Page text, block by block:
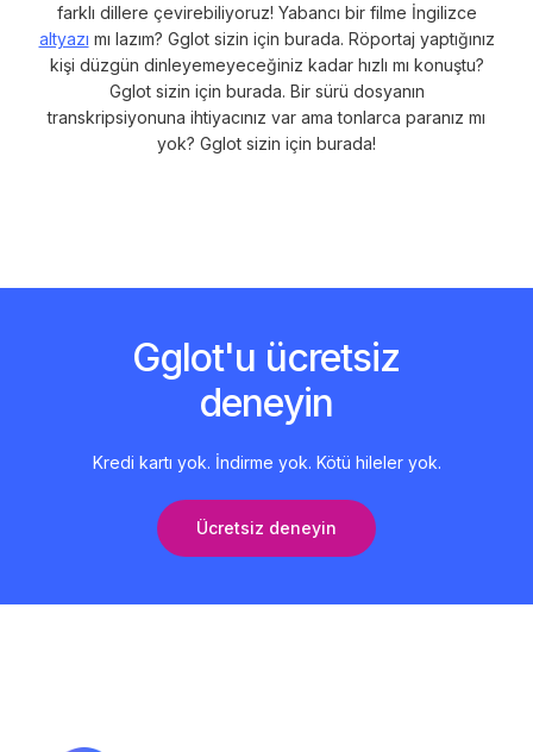
farklı dillere çevirebiliyoruz! Yabancı bir filme İngilizce
altyazı mı lazım? Gglot sizin için burada. Röportaj yaptığınız
kişi düzgün dinleyemeyeceğiniz kadar hızlı mı konuştu?
Gglot sizin için burada. Bir sürü dosyanın
transkripsiyonuna ihtiyacınız var ama tonlarca paranız mı
yok? Gglot sizin için burada!
Gglot'u ücretsiz
deneyin
Kredi kartı yok. İndirme yok. Kötü hileler yok.
Ücretsiz deneyin